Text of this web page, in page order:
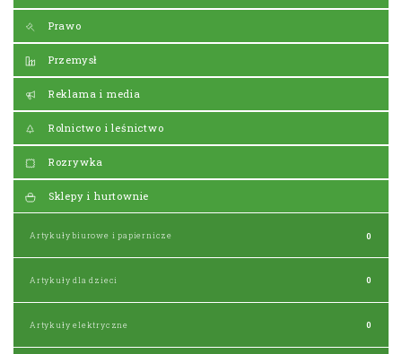
Prawo
Przemysł
Reklama i media
Rolnictwo i leśnictwo
Rozrywka
Sklepy i hurtownie
Artykuły biurowe i papiernicze 0
Artykuły dla dzieci 0
Artykuły elektryczne 0